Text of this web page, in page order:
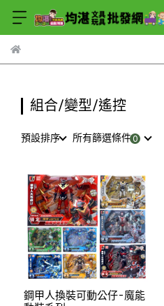
組合/變型/遙控
預設排序 所有篩選條件
鋼甲人換裝可動公仔-魔能